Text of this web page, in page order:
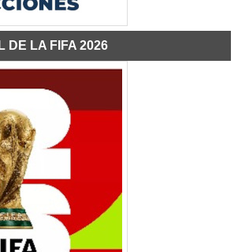
DE LA FIFA 2026